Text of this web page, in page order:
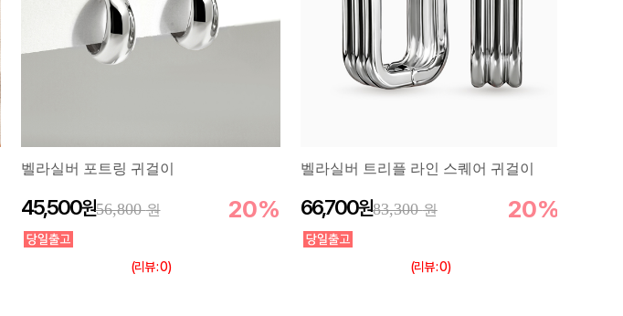
벨라실버 포트링 귀걸이
56,800
45,500 20%
(리뷰 : 0)
벨라실버 트리플 라인 스퀘어 귀걸이
83,300
66,700 20%
(리뷰 : 0)